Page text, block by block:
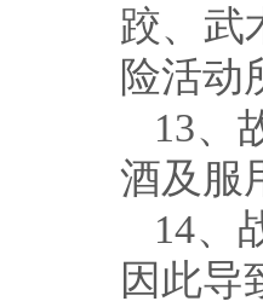
跤、武
险活动
13、
酒及服
14、
因此导